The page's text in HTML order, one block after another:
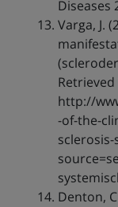
Diseases
Varga, J.
http://
-of-the-
Denton,